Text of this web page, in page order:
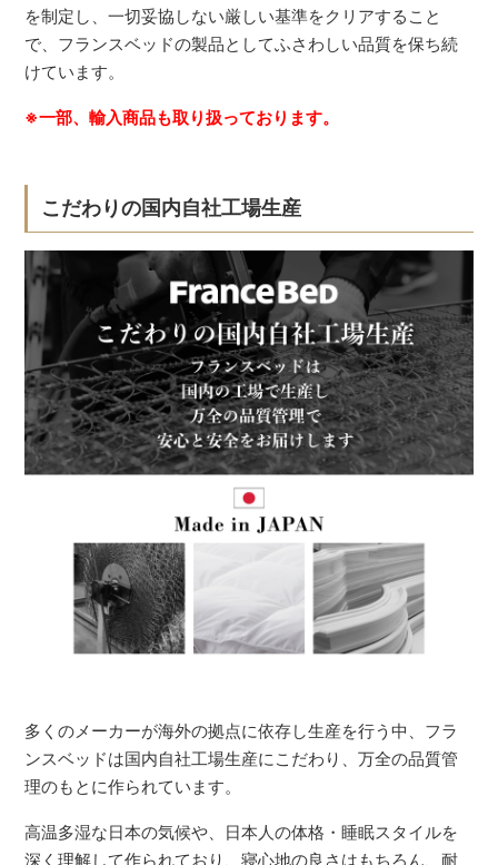
を制定し、一切妥協しない厳しい基準をクリアすること
で、フランスベッドの製品としてふさわしい品質を保ち続
けています。
※一部、輸入商品も取り扱っております。
こだわりの国内自社工場生産
多くのメーカーが海外の拠点に依存し生産を行う中、フラ
ンスベッドは国内自社工場生産にこだわり、万全の品質管
理のもとに作られています。
高温多湿な日本の気候や、日本人の体格・睡眠スタイルを
深く理解して作られており、寝心地の良さはもちろん、耐